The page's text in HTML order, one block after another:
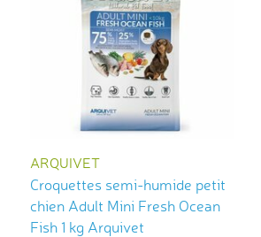
ARQUIVET
Croquettes semi-humide petit
chien Adult Mini Fresh Ocean
Fish 1 kg Arquivet